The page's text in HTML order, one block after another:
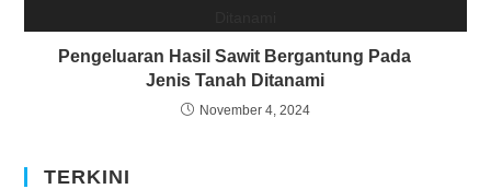
Pengeluaran Hasil Sawit Bergantung Pada
Jenis Tanah Ditanami
November 4, 2024
TERKINI